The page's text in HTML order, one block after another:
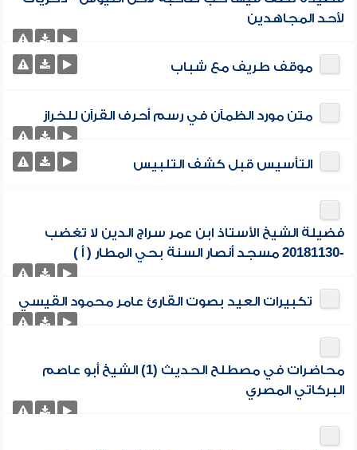
لأحد المجاهدين
موقف طريف مع شباب
متن مورد الظمآن في رسم أحرف القرآن للخراز
التأسيس قبل كشف التلبيس
فضيلة الشيخ الأستاذ ابن عمر سراج الدين لا تغضب
-20181130 مسجد أنصار السنة بحي المطار ( أ )
تكبيرات العيد بصوت القارئ عامر محمود القيسي
محاضرات في مصطلح الحديث (1) الشيخ أبو عاصم
البركاتي المصري